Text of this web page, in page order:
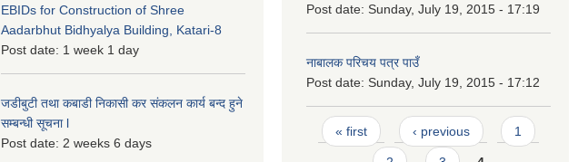
EBIDs for Construction of Shree
Aadarbhut Bidhyalya Building, Katari-8
Post date: 1 week 1 day
जडीबुटी तथा कबाडी निकासी कर संकलन कार्य बन्द हुने
सम्बन्धी सूचना l
Post date: 2 weeks 6 days
Post date: Sunday, July 19, 2015 - 17:19
नाबालक परिचय पत्र पाउँ
Post date: Sunday, July 19, 2015 - 17:12
Pages
« first ‹ previous 1